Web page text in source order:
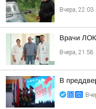
Вчера, 22:03
Врачи
Вчера, 21:58
В